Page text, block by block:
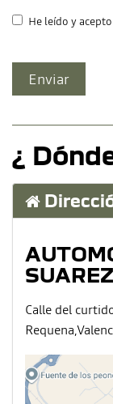
He leído y
¿
Calle del